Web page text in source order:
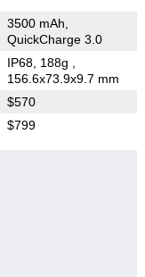
3500 mAh,
QuickCharge 3.0
IP68, 188g
156.6x73.9x9.7 mm
$570
$799